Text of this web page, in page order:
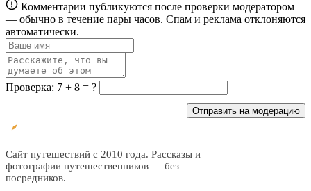
Комментарии публикуются после проверки модератором
— обычно в течение пары часов. Спам и реклама отклоняются
автоматически.
Проверка: 7 + 8 = ?
Отправить на модерацию
Сайт путешествий с 2010 года. Рассказы и
фотографии путешественников — без
посредников.